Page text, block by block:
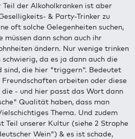
der Alkoholkranken ist aber
& Party-Trinker zu
oft solche Gelegenheiten suchen,
müssen dann schon auch ihr
ändern. Nur wenige trinken
da es ja dann auch die
sind, die hier "triggern". Bedeutet
arbeiten oder diese
die - und hier passt das Wort dann
Qualität haben, dass man
Thema. Und zudem
unserer Kultur (siehe 2 Strophe
Wein") & es ist schade,